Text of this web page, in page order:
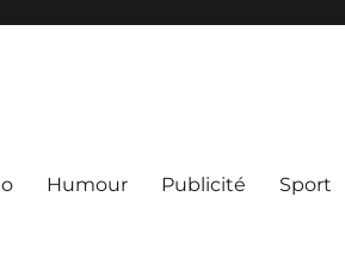
Humour Publicité Sport